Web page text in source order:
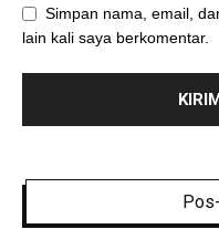
Simpan nama, email,
lain kali saya berkomentar.